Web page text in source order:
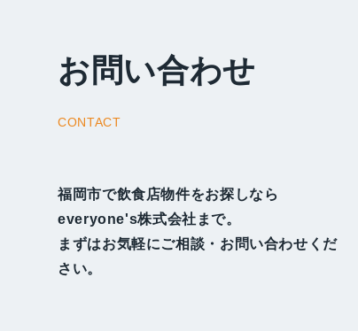
お問い合わせ
CONTACT
福岡市で飲食店物件をお探しなら
everyone's株式会社まで。
まずはお気軽にご相談・お問い合わせくだ
さい。